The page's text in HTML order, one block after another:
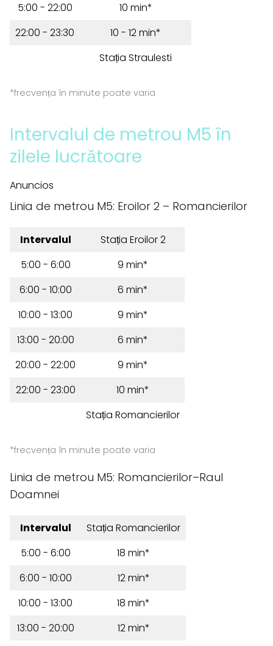
5:00 - 22:00
10 min*
22:00 - 23:30
10 - 12 min*
Stația Straulesti
*frecvența în minute poate varia
Intervalul de metrou M5 în
zilele lucrătoare
Anuncios
Linia de metrou M5: Eroilor 2 – Romancierilor
Intervalul
Stația Eroilor 2
5:00 - 6:00
9 min*
6:00 - 10:00
6 min*
10:00 - 13:00
9 min*
13:00 - 20:00
6 min*
20:00 - 22:00
9 min*
22:00 - 23:00
10 min*
Stația Romancierilor
*frecvența în minute poate varia
Linia de metrou M5: Romancierilor–Raul
Doamnei
Intervalul
Stația Romancierilor
5:00 - 6:00
18 min*
6:00 - 10:00
12 min*
10:00 - 13:00
18 min*
13:00 - 20:00
12 min*